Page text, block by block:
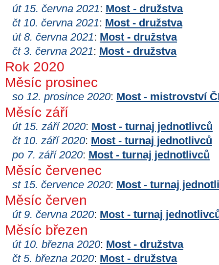
út 15. června 2021: Most - družstva
čt 10. června 2021: Most - družstva
út 8. června 2021: Most - družstva
čt 3. června 2021: Most - družstva
Rok 2020
Měsíc prosinec
so 12. prosince 2020: Most - mistrovství
Měsíc září
út 15. září 2020: Most - turnaj jednotlivců
čt 10. září 2020: Most - turnaj jednotlivců
po 7. září 2020: Most - turnaj jednotlivců
Měsíc červenec
st 15. července 2020: Most - turnaj
Měsíc červen
út 9. června 2020: Most - turnaj
Měsíc březen
út 10. března 2020: Most - družstva
čt 5. března 2020: Most - družstva